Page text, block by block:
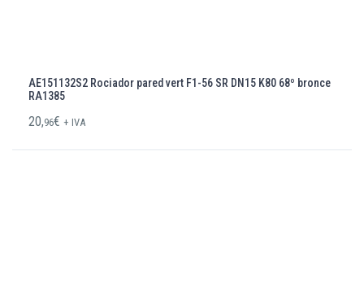
AE151132S2 Rociador pared vert F1-56 SR DN15 K80 68º bronce
RA1385
20,96€ + IVA